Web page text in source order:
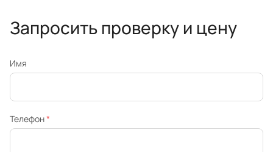
Запросить проверку и цену
Имя
Телефон*